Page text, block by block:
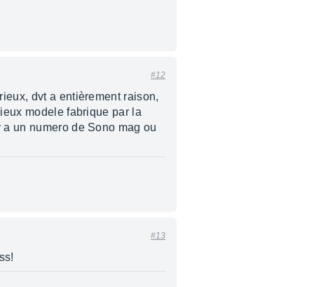
#12
dvt a entièrement raison,
modele fabrique par la
un numero de Sono mag ou
#13